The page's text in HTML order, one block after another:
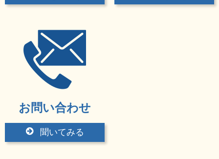
お問い合わせ
聞いてみる